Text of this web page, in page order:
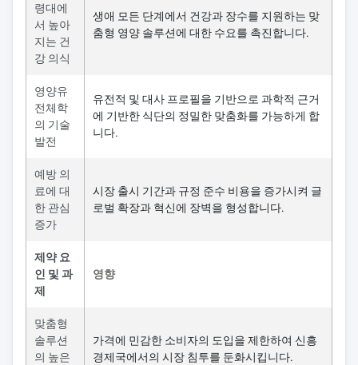
령대에
서 높아
지는 건
강 의식
생애 모든 단계에서 건강과 장수를 지원하는 맞
춤형 영양 솔루션에 대한 수요를 촉진합니다.
영양유
전체학
의 기술
발전
유전적 및 대사 프로필을 기반으로 과학적 근거
에 기반한 식단의 정밀한 맞춤화를 가능하게 합
니다.
예방 의
료에 대
한 관심
증가
시장 출시 기간과 규정 준수 비용을 증가시켜 글
로벌 확장과 혁신에 장벽을 형성합니다.
제약 요
인 및 과
제
영향
맞춤형
솔루션
의 높은
가격에 민감한 소비자의 도입을 제한하여 신흥
경제국에서의 시장 침투를 둔화시킵니다.